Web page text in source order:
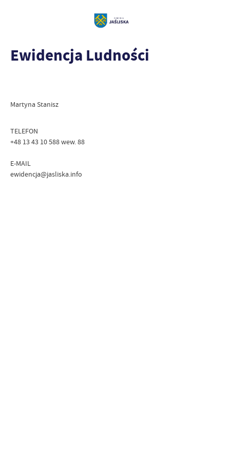
Ewidencja Ludności
Martyna Stanisz
TELEFON
+48 13 43 10 588 wew. 88
E-MAIL
ewidencja@jasliska.info